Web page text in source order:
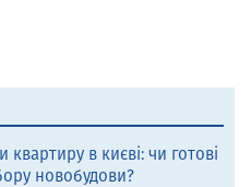
квартиру в києві: чи готові
новобудови?